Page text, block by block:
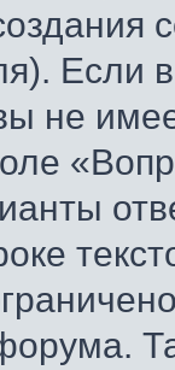
Если
не